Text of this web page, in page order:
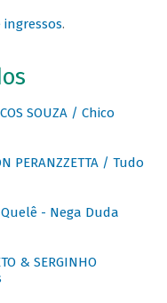
ingressos.
SOUZA / Chico
PERANZZETTA / Tudo
- Nega Duda
& SERGINHO